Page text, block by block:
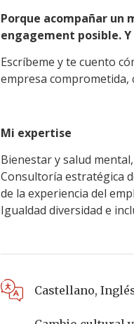
Porque acompañar
engagement posible.
Escríbeme y te cuento
empresa comprometida,
Mi expertise
Bienestar y salud
Consultoría estratégica
de la experiencia del
Igualdad diversidad e
Castellano,